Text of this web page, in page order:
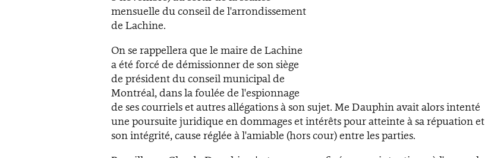
mensuelle du conseil de l'arrondissement
de Lachine.
On se rappellera que le maire de Lachine
a été forcé de démissionner de son siège
de président du conseil municipal de
Montréal, dans la foulée de l'espionnage
de ses courriels et autres allégations à son sujet. Me Dauphin avait alors intenté
une poursuite juridique en dommages et intérêts pour atteinte à sa répuation et
son intégrité, cause réglée à l'amiable (hors cour) entre les parties.